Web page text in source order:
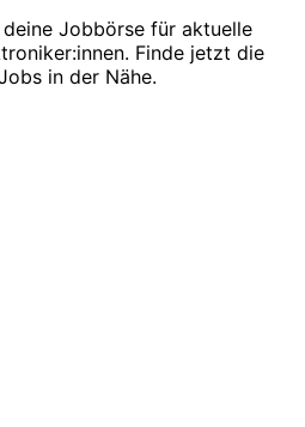
Jobbörse für aktuelle
Finde jetzt die
in der Nähe.